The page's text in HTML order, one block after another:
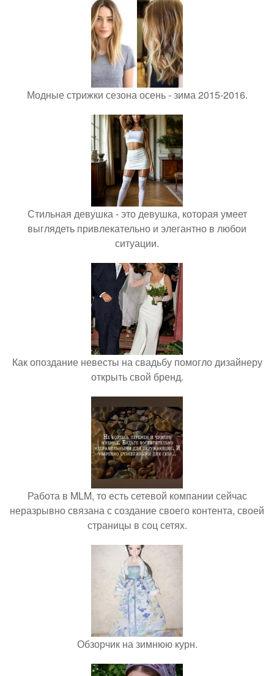
Модные стрижки сезона осень - зима 2015-2016.
Стильная девушка - это девушка, которая умеет
выглядеть привлекательно и элегантно в любои
ситуации.
Как опоздание невесты на свадьбу помогло дизайнеру
открыть свой бренд.
Работа в MLM, то есть сетевой компании сейчас
неразрывно связана с создание своего контента, своей
страницы в соц сетях.
Обзорчик на зимнюю курн.